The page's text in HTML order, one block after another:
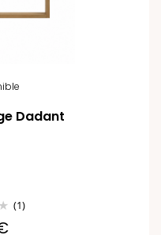
Dadant
(1)